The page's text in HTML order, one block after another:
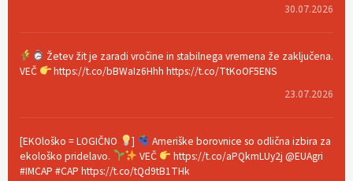
30.07.2026
Žetev žit je zaradi vročine in stabilnega vremena že zaključena.
VEČ
https://t.co/bBWaIz6Hhh https://t.co/TtKoOF5ENS
23.07.2026
[EKOloško = LOGIČNO ]
Ameriške borovnice so odlična izbira za
ekološko pridelavo.
VEČ
https://t.co/aPQkmLUy2j @EUAgri
#IMCAP #CAP https://t.co/tQd9tB1THk